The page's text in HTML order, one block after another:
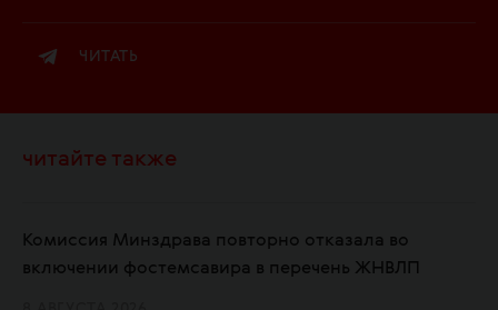
ЧИТАТЬ
читайте также
Комиссия Минздрава повторно отказала во
включении фостемсавира в перечень ЖНВЛП